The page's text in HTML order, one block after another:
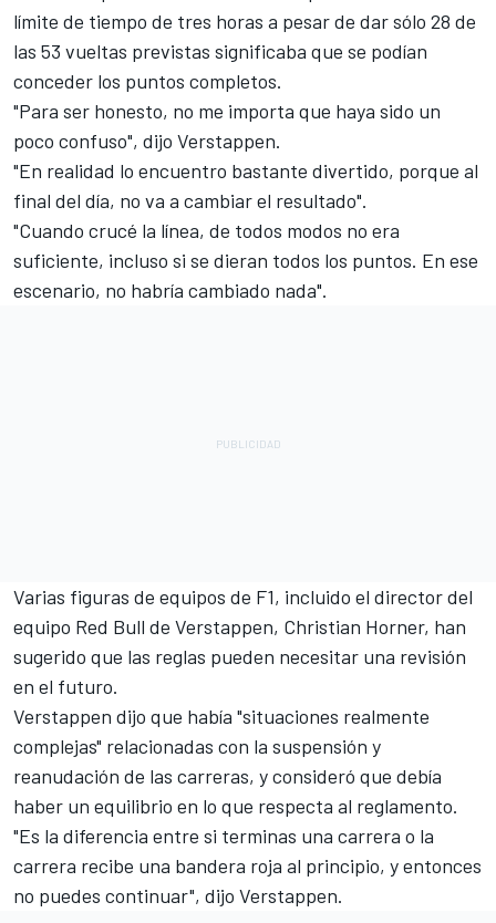
límite de tiempo de tres horas a pesar de dar sólo 28 de
las 53 vueltas previstas significaba que se podían
conceder los puntos completos.
"Para ser honesto, no me importa que haya sido un
poco confuso", dijo Verstappen.
"En realidad lo encuentro bastante divertido, porque al
final del día, no va a cambiar el resultado".
"Cuando crucé la línea, de todos modos no era
suficiente, incluso si se dieran todos los puntos. En ese
escenario, no habría cambiado nada".
Varias figuras de equipos de F1, incluido el director del
equipo Red Bull de Verstappen, Christian Horner, han
sugerido que las reglas pueden necesitar una revisión
en el futuro.
Verstappen dijo que había "situaciones realmente
complejas" relacionadas con la suspensión y
reanudación de las carreras, y consideró que debía
haber un equilibrio en lo que respecta al reglamento.
"Es la diferencia entre si terminas una carrera o la
carrera recibe una bandera roja al principio, y entonces
no puedes continuar", dijo Verstappen.